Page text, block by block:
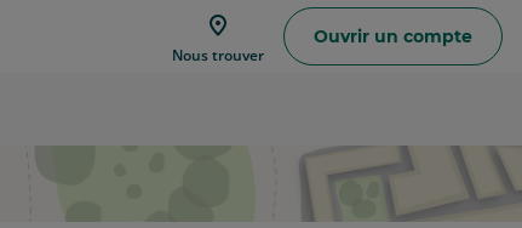
Nous trouver
Trouver
Ouvrir un compte